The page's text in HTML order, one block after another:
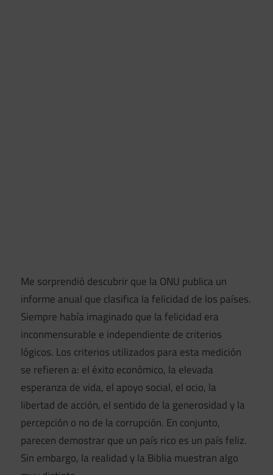
Me sorprendió descubrir que la ONU publica un
informe anual que clasifica la felicidad de los países.
Siempre había imaginado que la felicidad era
inconmensurable e independiente de criterios
lógicos. Los criterios utilizados para esta medición
se refieren a: el éxito económico, la elevada
esperanza de vida, el apoyo social, el ocio, la
libertad de acción, el sentido de la generosidad y la
percepción o no de la corrupción. En conjunto,
parecen demostrar que un país rico es un país feliz.
Sin embargo, la realidad y la Biblia muestran algo